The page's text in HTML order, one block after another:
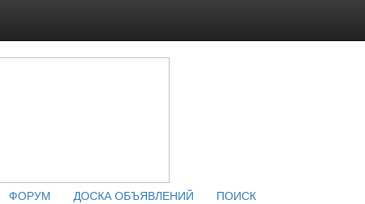
ФОРУМ ДОСКА ОБЪЯВЛЕНИЙ ПОИСК